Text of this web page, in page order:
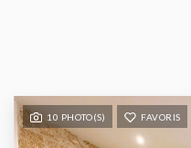
10 PHOTO(S) FAVORIS